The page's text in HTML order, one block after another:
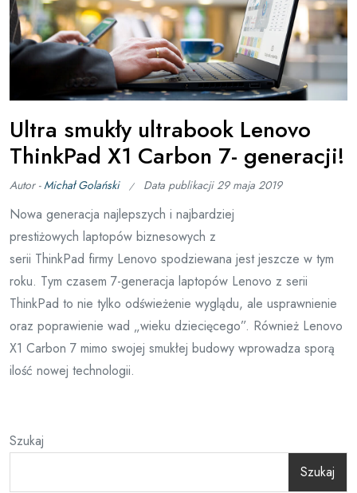
Ultra smukły ultrabook Lenovo
ThinkPad X1 Carbon 7- generacji!
Autor -Michał Golański Data publikacji29 maja 2019
Nowa generacja najlepszych i najbardziej
prestiżowych laptopów biznesowych z
serii ThinkPad firmy Lenovo spodziewana jest jeszcze w tym
roku. Tym czasem 7-generacja laptopów Lenovo z serii
ThinkPad to nie tylko odświeżenie wyglądu, ale usprawnienie
oraz poprawienie wad „wieku dziecięcego”. Również Lenovo
X1 Carbon 7 mimo swojej smukłej budowy wprowadza sporą
ilość nowej technologii.
Szukaj
Szukaj